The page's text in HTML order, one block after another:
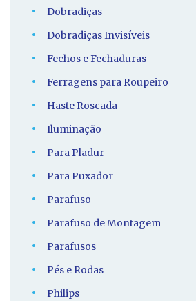
Dobradiças
Dobradiças Invisíveis
Fechos e Fechaduras
Ferragens para Roupeiro
Haste Roscada
Iluminação
Para Pladur
Para Puxador
Parafuso
Parafuso de Montagem
Parafusos
Pés e Rodas
Philips